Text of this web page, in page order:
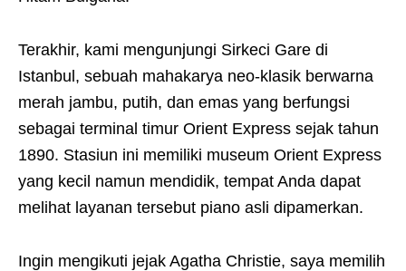
Terakhir, kami mengunjungi Sirkeci Gare di
Istanbul, sebuah mahakarya neo-klasik berwarna
merah jambu, putih, dan emas yang berfungsi
sebagai terminal timur Orient Express sejak tahun
1890. Stasiun ini memiliki museum Orient Express
yang kecil namun mendidik, tempat Anda dapat
melihat layanan tersebut piano asli dipamerkan.
Ingin mengikuti jejak Agatha Christie, saya memilih